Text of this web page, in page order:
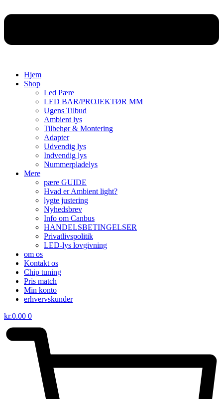
Hjem
Shop
Led Pære
LED BAR/PROJEKTØR MM
Ugens Tilbud
Ambient lys
Tilbehør & Montering
Adapter
Udvendig lys
Indvendig lys
Nummerpladelys
Mere
pære GUIDE
Hvad er Ambient light?
lygte justering
Nyhedsbrev
Info om Canbus
HANDELSBETINGELSER
Privatlivspolitik
LED-lys lovgivning
om os
Kontakt os
Chip tuning
Pris match
Min konto
erhvervskunder
kr.0.00 0